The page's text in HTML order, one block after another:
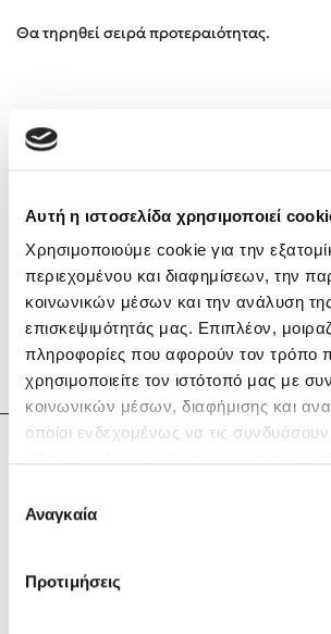
Αυτή η ιστοσελίδα χρησιμοποιεί
Χρησιμοποιούμε cookie για την
περιεχομένου και διαφημίσεων, την
κοινωνικών μέσων και την ανάλυση
επισκεψιμότητάς μας. Επιπλέον,
πληροφορίες που αφορούν τον τρόπο
χρησιμοποιείτε τον ιστότοπό μας με
κοινωνικών μέσων, διαφήμισης και
οποίοι ενδεχομένως να τις
των υπηρεσιών τους. Αν συνεχίσετε να
την ιστοσελίδα μας, συναινείτε στη
συγκατάθεσης
Αναγκαία
Προτιμήσεις
Πάνω, κάτω,
Mel Robbins
Η μέθοδος Αφήστε
Δημοφιλείς Συγγραφείς
Παύλος Καστανάς
Θα τηρηθεί σειρά προτεραιότητας.